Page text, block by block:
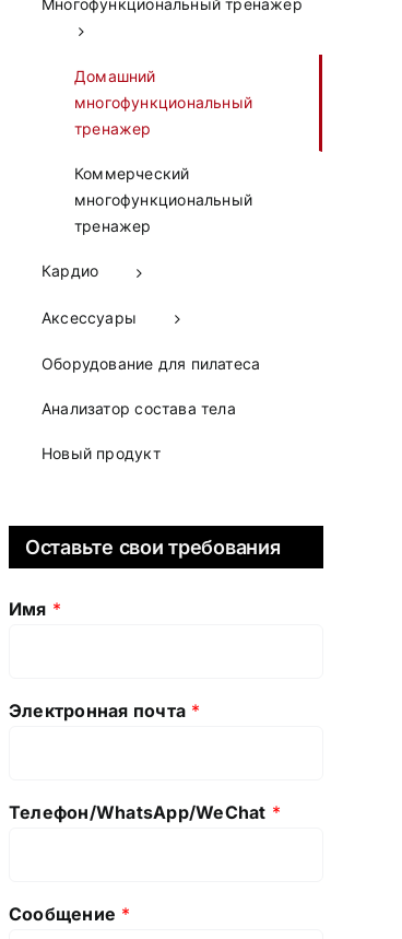
Многофункциональный тренажер
Домашний
многофункциональный
тренажер
Коммерческий
многофункциональный
тренажер
Кардио
Аксессуары
Оборудование для пилатеса
Анализатор состава тела
Новый продукт
Оставьте свои требования
Имя *
Электронная почта *
Телефон/WhatsApp/WeChat *
Сообщение *